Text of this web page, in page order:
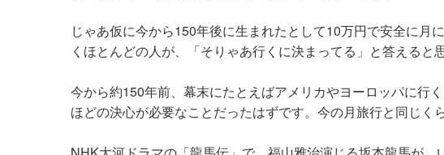
じゃあ仮に今から150年後に生まれたとして10万円で安全に月
くほとんどの人が、「そりゃあ行くに決まってる」と答えると思
今から約150年前、幕末にたとえばアメリカやヨーロッパに行
ほどの決心が必要なことだったはずです。今の月旅行と同じく